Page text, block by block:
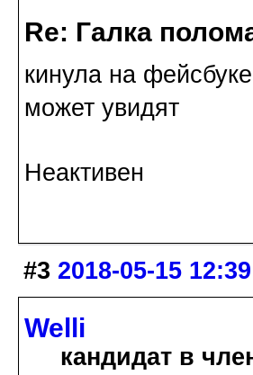
Re: Галка
кинула на
может увидят
Неактивен
#3 2018-05-15
Welli
кандидат в